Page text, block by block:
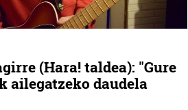
(Hara! taldea): "Gure
ailegatzeko daudela